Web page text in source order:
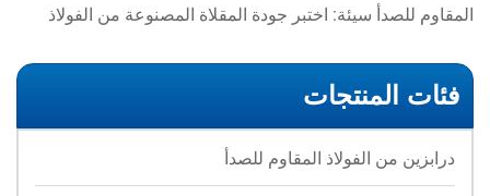
المقاوم للصدأ سيئة: اختبر جودة المقلاة المصنوعة من الفولاذ
فئات المنتجات
درابزين من الفولاذ المقاوم للصدأ